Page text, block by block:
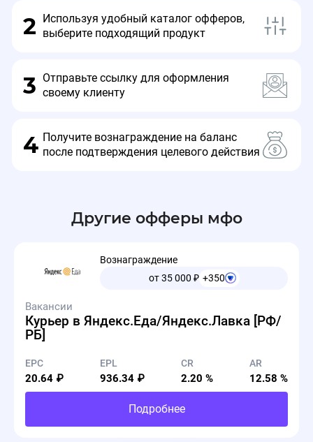
2
Используя удобный каталог офферов,
выберите подходящий продукт
3 Отправьте ссылку для оформления
своему клиенту
4 Получите вознаграждение на баланс
после подтверждения целевого действия
Другие офферы мфо
Вознаграждение
от 35 000 ₽ +350
Вакансии
Курьер в Яндекс.Еда/Яндекс.Лавка [РФ/
РБ]
EPC
20.64 ₽
EPL
936.34 ₽
CR
2.20 %
AR
12.58 %
Подробнее